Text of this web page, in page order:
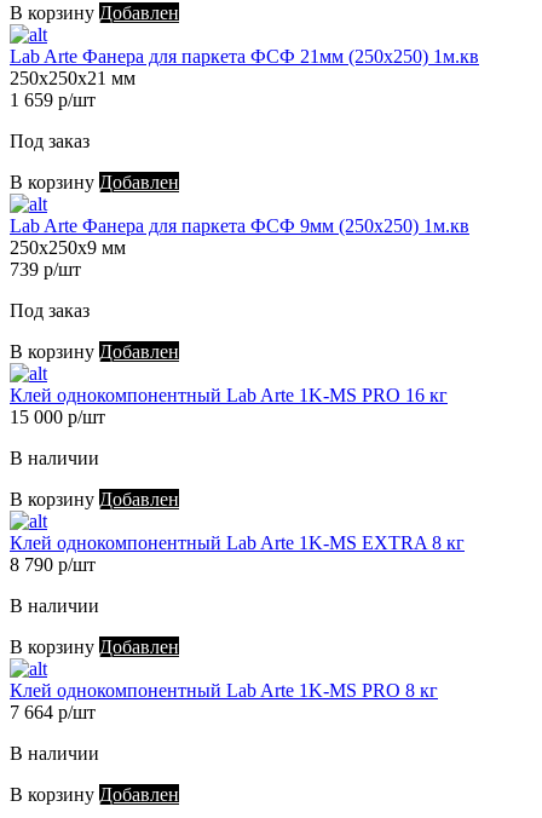
В корзину Добавлен
Lab Arte Фанера для паркета ФСФ 21мм (250х250) 1м.кв
250х250х21 мм
1 659 р/шт
Под заказ
В корзину Добавлен
Lab Arte Фанера для паркета ФСФ 9мм (250х250) 1м.кв
250х250х9 мм
739 р/шт
Под заказ
В корзину Добавлен
Клей однокомпонентный Lab Arte 1K-MS PRO 16 кг
15 000 р/шт
В наличии
В корзину Добавлен
Клей однокомпонентный Lab Arte 1K-MS EXTRA 8 кг
8 790 р/шт
В наличии
В корзину Добавлен
Клей однокомпонентный Lab Arte 1K-MS PRO 8 кг
7 664 р/шт
В наличии
В корзину Добавлен